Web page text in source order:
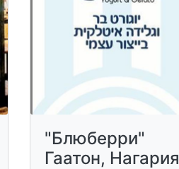
"Блюберри"
Гаатон, Нагария